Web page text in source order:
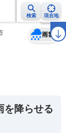
検索 現在地
2週間天気 ラ
雨雲
台風
を降らせる